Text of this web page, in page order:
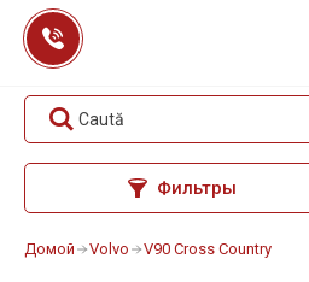
Перейти
содержанию
Caută
Фильтры
Домой Volvo V90 Cross Country